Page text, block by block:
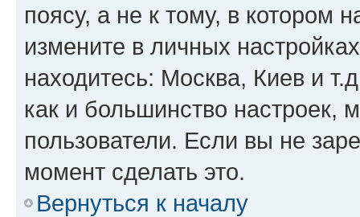
поясу, а не к тому, в котором
измените в личных
находитесь: Москва, Киев и
как и большинство настроек,
пользователи. Если вы не
момент сделать это.
Вернуться к началу